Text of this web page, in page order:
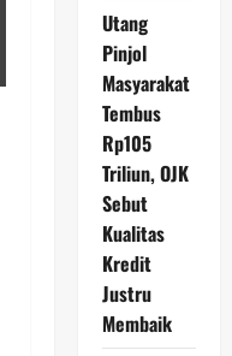
Utang
Pinjol
Masyarakat
Tembus
Rp105
Triliun, OJK
Sebut
Kualitas
Kredit
Justru
Membaik